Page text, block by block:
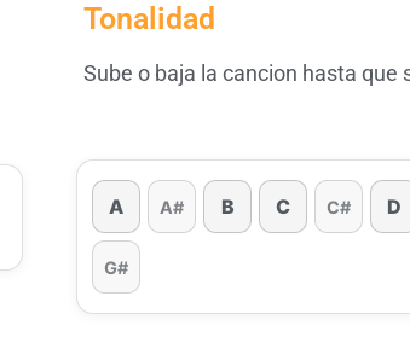
Tonalidad
Sube o baja la cancion hasta que
A A# B C C# D
G#